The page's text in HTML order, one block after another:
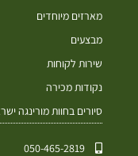
מארזים מיוחדים
מבצעים
שירות לקוחות
נקודות מכירה
סיורים בחוות מורינגה
050-465-2819⁩